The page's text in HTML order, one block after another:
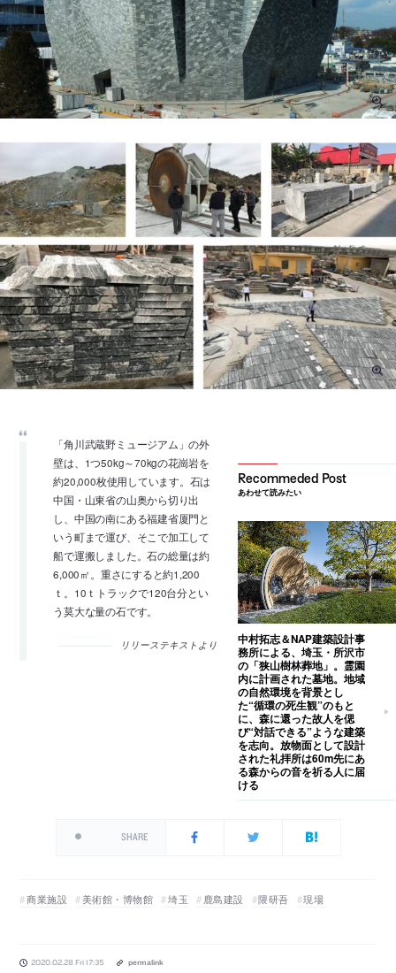
「角川武蔵野ミュージアム」の外
壁は、1つ50kg～70kgの花崗岩を
約20,000枚使用しています。石は
中国・山東省の山奥から切り出
し、中国の南にある福建省厦門と
いう町まで運び、そこで加工して
船で運搬しました。石の総量は約
6,000㎡。重さにすると約1,200
ｔ。10ｔトラックで120台分とい
う莫大な量の石です。
リリーステキストより
あわせて読みたい
中村拓志＆NAP建築設計事
務所による、埼玉・所沢市
の「狭山樹林葬地」。霊園
内に計画された墓地。地域
の自然環境を背景とし
た“循環の死生観”のもと
に、森に還った故人を偲
び“対話できる”ような建築
を志向。放物面として設計
された礼拝所は60m先にあ
る森からの音を祈る人に届
ける
SHARE
商業施設 美術館・博物館 埼玉 鹿島建設 隈研吾 現場
2020.02.28 Fri 17:35 permalink